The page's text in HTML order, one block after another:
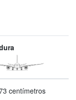
centímetros